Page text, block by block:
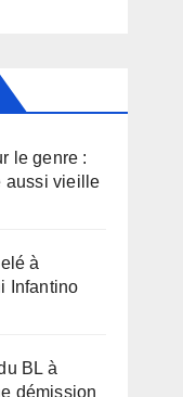
le genre :
aussi vieille
à
Infantino
BL à
démission